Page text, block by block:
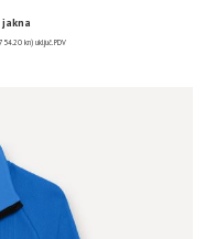
kn) uključ. PDV